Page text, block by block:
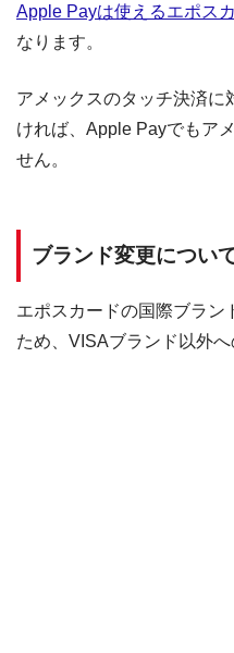
Apple Payは使えるエポス
なります。
アメックスのタッチ決済に
ければ、Apple Payでもア
せん。
ブランド変更につい
エポスカードの国際ブラン
ため、VISAブランド以外へ